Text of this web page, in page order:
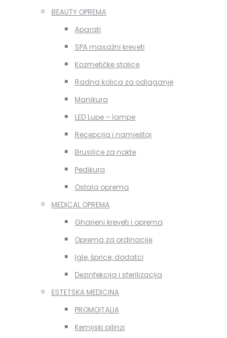
BEAUTY OPREMA
Aparati
SPA masažni kreveti
Kozmetičke stolice
Radna kolica za odlaganje
Manikura
LED Lupe – lampe
Recepcija i namještaj
Brusilice za nokte
Pedikura
Ostala oprema
MEDICAL OPREMA
Gharieni kreveti i oprema
Oprema za ordinacije
Igle, šprice, dodatci
Dezinfekcija i sterilizacija
ESTETSKA MEDICINA
PROMOITALIA
Kemijski pilinzi